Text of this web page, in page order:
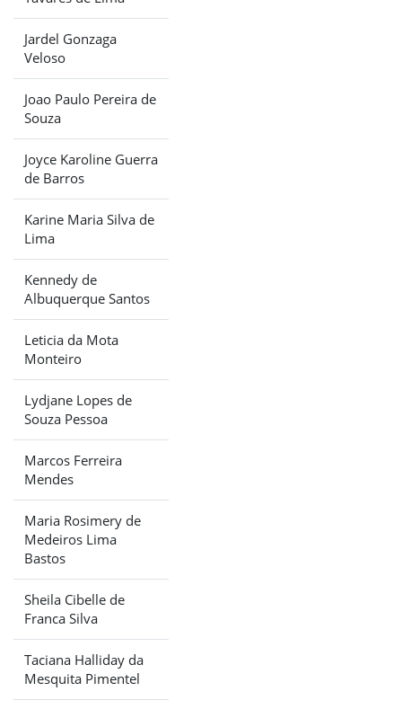
Jardel Gonzaga
Veloso
Joao Paulo Pereira de
Souza
Joyce Karoline Guerra
de Barros
Karine Maria Silva de
Lima
Kennedy de
Albuquerque Santos
Leticia da Mota
Monteiro
Lydjane Lopes de
Souza Pessoa
Marcos Ferreira
Mendes
Maria Rosimery de
Medeiros Lima
Bastos
Sheila Cibelle de
Franca Silva
Taciana Halliday da
Mesquita Pimentel